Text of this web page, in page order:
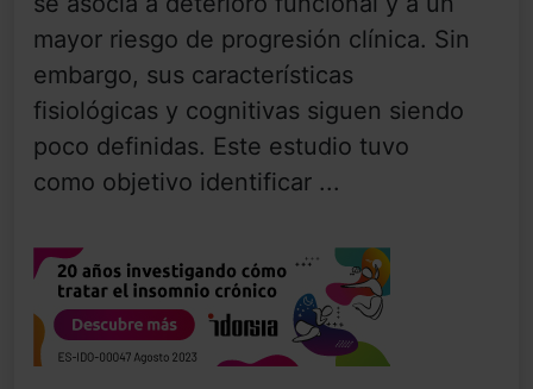
mayor riesgo de progresión clínica. Sin
embargo, sus características
fisiológicas y cognitivas siguen siendo
poco definidas. Este estudio tuvo
como objetivo identificar ...